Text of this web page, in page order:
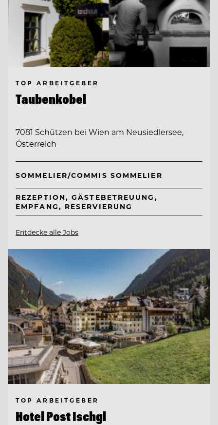
TOP ARBEITGEBER
Taubenkobel
7081 Schützen bei Wien am Neusiedlersee,
Österreich
SOMMELIER/COMMIS SOMMELIER
REZEPTION, GÄSTEBETREUUNG,
EMPFANG, RESERVIERUNG
Entdecke alle Jobs
TOP ARBEITGEBER
Hotel Post Ischgl